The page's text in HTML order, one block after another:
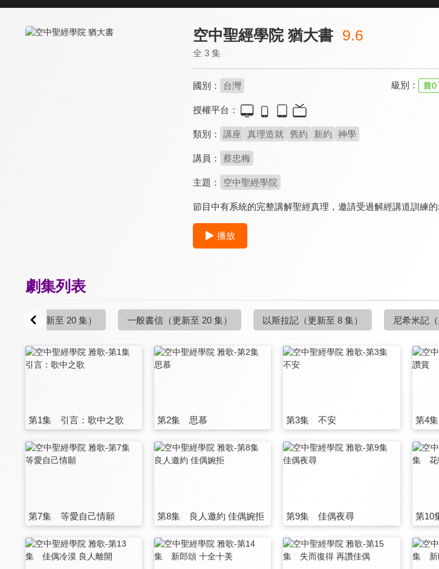
空中聖經學院 猶大書 9.6
全 3 集
國別： 台灣 級別：
授權平台：
類別： 講座 真理造就 舊約 新約 神學
講員： 蔡忠梅
主題： 空中聖經學院
節目中有系統的完整講解聖經真理，邀請受過解經講道訓練
播放
劇集列表
（更新至 20 集） 一般書信 （更新至 20 集） 以斯拉記 （更新至 8 集） 尼希米記
第1集 引言：歌中之歌 第2集 思慕 第3集 不安 第4
第7集 等愛自己情願 第8集 良人邀約 佳偶婉拒 第9集 佳偶夜尋 第10